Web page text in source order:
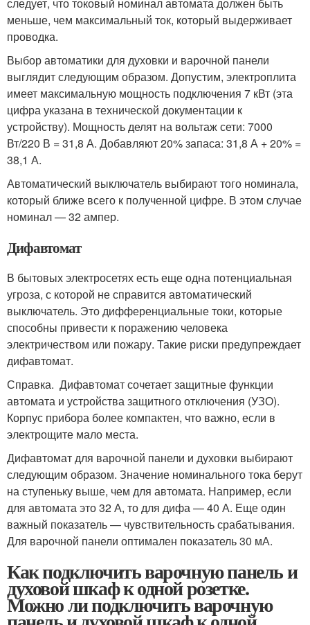
следует, что токовый номинал автомата должен быть
меньше, чем максимальный ток, который выдерживает
проводка.
Выбор автоматики для духовки и варочной панели
выглядит следующим образом. Допустим, электроплита
имеет максимальную мощность подключения 7 кВт (эта
цифра указана в технической документации к
устройству). Мощность делят на вольтаж сети: 7000
Вт/220 В = 31,8 А. Добавляют 20% запаса: 31,8 А + 20% =
38,1 А.
Автоматический выключатель выбирают того номинала,
который ближе всего к полученной цифре. В этом случае
номинал — 32 ампер.
Дифавтомат
В бытовых электросетях есть еще одна потенциальная
угроза, с которой не справится автоматический
выключатель. Это дифференциальные токи, которые
способны привести к поражению человека
электричеством или пожару. Такие риски предупреждает
дифавтомат.
Справка. Дифавтомат сочетает защитные функции
автомата и устройства защитного отключения (УЗО).
Корпус прибора более компактен, что важно, если в
электрощите мало места.
Дифавтомат для варочной панели и духовки выбирают
следующим образом. Значение номинального тока берут
на ступеньку выше, чем для автомата. Например, если
для автомата это 32 А, то для дифа — 40 А. Еще один
важный показатель — чувствительность срабатывания.
Для варочной панели оптимален показатель 30 мА.
Как подключить варочную панель и
духовой шкаф к одной розетке.
Можно ли подключить варочную